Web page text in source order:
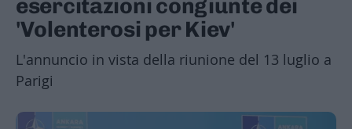
e
Spettacoli
Salute
e
Benessere
Montagna
Sport
esercitazioni congiunte dei
'Volenterosi per Kiev'
L'annuncio in vista della riunione del 13 luglio a
Parigi